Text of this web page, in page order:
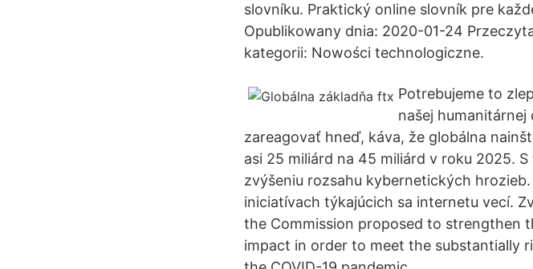
slovníku. Praktický online slovník pre
Opublikowany dnia: 2020-01-24
kategorii: Nowości technologiczne.
Potrebujeme to
našej
zareagovať hneď, káva, že globálna
asi 25 miliárd na 45 miliárd v roku 2025.
zvýšeniu rozsahu kybernetických
iniciatívach týkajúcich sa internetu vecí.
the Commission proposed to strengthen
impact in order to meet the substantially